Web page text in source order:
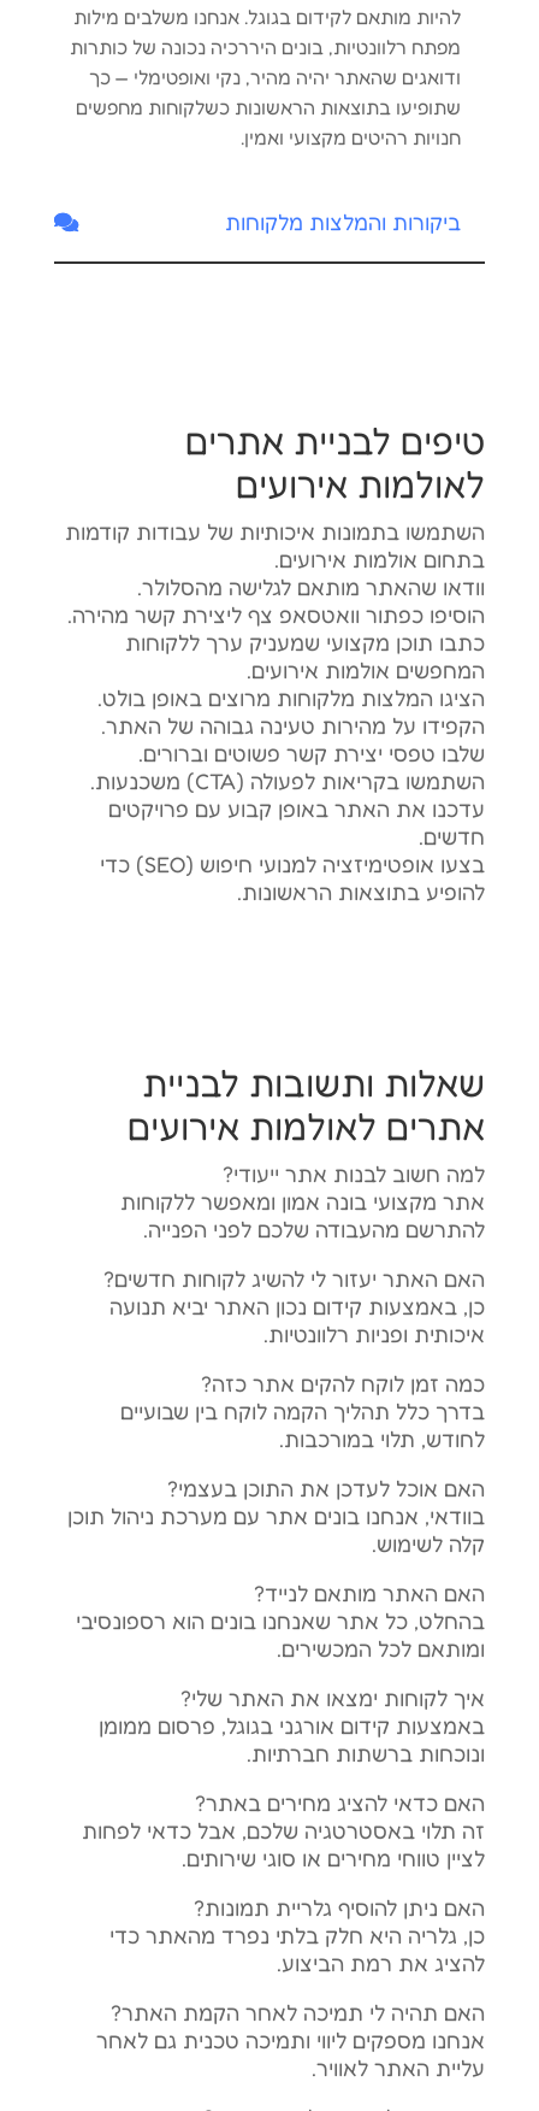
להיות מותאם לקידום בגוגל. אנחנו משלבים מילות
מפתח רלוונטיות, בונים היררכיה נכונה של כותרות
ודואגים שהאתר יהיה מהיר, נקי ואופטימלי — כך
שתופיעו בתוצאות הראשונות כשלקוחות מחפשים
חנויות רהיטים מקצועי ואמין.
ביקורות והמלצות מלקוחות
טיפים לבניית אתרים
לאולמות אירועים
השתמשו בתמונות איכותיות של עבודות קודמות
בתחום אולמות אירועים.
וודאו שהאתר מותאם לגלישה מהסלולר.
הוסיפו כפתור וואטסאפ צף ליצירת קשר מהירה.
כתבו תוכן מקצועי שמעניק ערך ללקוחות
המחפשים אולמות אירועים.
הציגו המלצות מלקוחות מרוצים באופן בולט.
הקפידו על מהירות טעינה גבוהה של האתר.
שלבו טפסי יצירת קשר פשוטים וברורים.
השתמשו בקריאות לפעולה (CTA) משכנעות.
עדכנו את האתר באופן קבוע עם פרויקטים
חדשים.
בצעו אופטימיזציה למנועי חיפוש (SEO) כדי
להופיע בתוצאות הראשונות.
שאלות ותשובות לבניית
אתרים לאולמות אירועים
למה חשוב לבנות אתר ייעודי?
אתר מקצועי בונה אמון ומאפשר ללקוחות
להתרשם מהעבודה שלכם לפני הפנייה.
האם האתר יעזור לי להשיג לקוחות חדשים?
כן, באמצעות קידום נכון האתר יביא תנועה
איכותית ופניות רלוונטיות.
כמה זמן לוקח להקים אתר כזה?
בדרך כלל תהליך הקמה לוקח בין שבועיים
לחודש, תלוי במורכבות.
האם אוכל לעדכן את התוכן בעצמי?
בוודאי, אנחנו בונים אתר עם מערכת ניהול תוכן
קלה לשימוש.
האם האתר מותאם לנייד?
בהחלט, כל אתר שאנחנו בונים הוא רספונסיבי
ומותאם לכל המכשירים.
איך לקוחות ימצאו את האתר שלי?
באמצעות קידום אורגני בגוגל, פרסום ממומן
ונוכחות ברשתות חברתיות.
האם כדאי להציג מחירים באתר?
זה תלוי באסטרטגיה שלכם, אבל כדאי לפחות
לציין טווחי מחירים או סוגי שירותים.
האם ניתן להוסיף גלריית תמונות?
כן, גלריה היא חלק בלתי נפרד מהאתר כדי
להציג את רמת הביצוע.
האם תהיה לי תמיכה לאחר הקמת האתר?
אנחנו מספקים ליווי ותמיכה טכנית גם לאחר
עליית האתר לאוויר.